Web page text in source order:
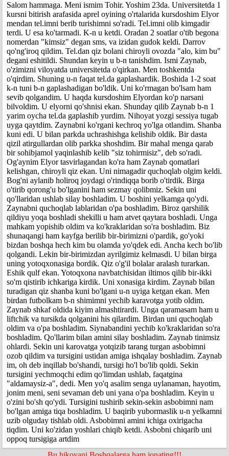
Salom hammaga. Meni ismim Tohir. Yoshim 23da. Universitetda 1
kursni bitirish arafasida aprel oyining o'rtalarida kursdoshim Elyor
mendan tel.imni berib turishimni so'radi. Tel.imni olib kimgadir
terdi. U esa ko'tarmadi. K-n u ketdi. Oradan 2 soatlar o'tib begona
nomerdan "kimsiz" degan sms, va izidan gudok keldi. Darrov
qo'ng'iroq qildim. Tel.dan qiz bolani chiroyli ovozda "alo, kim bu"
degani eshitildi. Shundan keyin u b-n tanishdim. Ismi Zaynab,
o'zimizni viloyatda universitetda o'qirkan. Men toshkentda
o'qirdim. Shuning u-n faqat tel.da gaplashardik. Boshida 1-2 soat
k-n tuni b-n gaplashadigan bo'ldik. Uni ko'rmagan bo'lsam ham
sevib qolgandim. U haqda kursdoshim Elyordan ko'p narsani
bilvoldim. U elyorni qo'shnisi ekan. Shunday qilib Zaynab b-n 1
yarim oycha tel.da gaplashib yurdim. Nihoyat yozgi sessiya tugab
uyga qaytdim. Zaynabni ko'rgani kechroq yo'lga otlandim. Shanba
kuni edi. U bilan parkda uchrashishga kelishib oldik. Bir dasta
qizil atirgullardan olib parkka shoshdim. Bir mahal menga qarab
bir sohibjamol yaqinlashib kelib "siz tohirmisiz", deb so'radi.
Og'aynim Elyor tasvirlagandan ko'ra ham Zaynab qomatlari
kelishgan, chiroyli qiz ekan. Uni nimagadir quchoqlab olgim keldi.
Bog'ni aylanib holiroq joydagi o'rindiqqa borib o'tirdik. Birga
o'tirib qorong'u bo'lganini ham sezmay qolibmiz. Sekin uni
qo'llaridan ushlab silay boshladim. U boshini yelkamga qo'ydi.
Zaynabni quchoqlab lablaridan o'pa boshladim. Biroz qarshilik
qildiyu yoqa boshladi shekilli u ham atvet qaytara boshladi. Unga
mahkam yopishib oldim va ko'kraklaridan so'ra boshladim. Biz
shunaqangi ham kayfga berilib bir-birimizni o'pardik, go'yoki
bizdan boshqa hech kim bu olamda yo'qdek edi. Ancha kech bo'lib
qolgandi. Lekin bir-birimizdan ayrilgimiz kelmasdi. U bilan birga
uning yotoqxonasiga bordik. Qiz o'g'il bolalar aralash turarkan.
Eshik qulf ekan. Yotoqxona navbatchisidan iltimos qilib bir-ikki
so'm qistirib ichkariga kirdik. Uni xonasiga kirdim. Zaynab bilan
turadigan qiz shanba kuni bo'lgani u-n uyiga ketgan ekan. Men
birdan futbolkam b-n shimimni yechib karavotga yotib oldim.
Zaynab shkaf oldida kiyim almashtirardi. Unga qaramasam ham u
liftchik va tursikda qolganini his qilardim. Birdan uni quchoqlab
oldim va o'pa boshladim. Siynabandini yechib ko'kraklaridan so'ra
boshladim. Qo'llarim bilan amini silay boshladim. Zaynab tinimsiz
ohlardi. Sekin uni karovatga yotqizib tarang turgan asbobimni
ozob qildim va tursigini ustidan amiga ishqalay boshladim. Zaynab
im, oh deb inqillab bo'shandi, tursigi ho'l bo'lib qoldi. Sekin
tursigini yechmoqchi edim qo'limdan ushlab, faqatgina
"aldamaysiz-a", dedi. Men yo'q asalim senga uylanaman, hayotim,
jonim meni, seni sevaman deb uni yana o'pa boshladim. Keyin u
o'zini bo'sh qo'ydi. Tursigini tushirib sekin-sekin asbobimni nam
bo'lgan amiga tiqa boshladim. U baqirib yubormaslik u-n yelkamni
uzib olguday tishlab oldi. Asbobimni amini ichiga oxirigacha
tiqdim. Uni ko'zidan yoshlari chiqib ketdi. Asbobni chiqarib uni
oppoq tursigiga artdim